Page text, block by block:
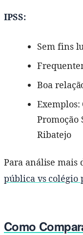
IPSS:
Sem fins
Boa
Exemplos:
Promoção
Ribatejo
Para análise mais
pública vs colégio
Como